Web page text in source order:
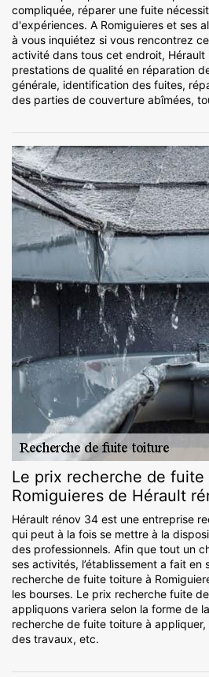
compliquée, réparer une fuite
d'expériences. A Romiguieres et ses
à vous inquiétez si vous rencontrez
activité dans tous cet endroit,
prestations de qualité en réparation
générale, identification des fuites,
des parties de couverture abîmées,
Le prix recherche de fuite
Romiguieres de Hérault
Hérault rénov 34 est une entreprise
qui peut à la fois se mettre à la
des professionnels. Afin que tout un
ses activités, l’établissement a fait
recherche de fuite toiture à
les bourses. Le prix recherche fuite
appliquons variera selon la forme de
recherche de fuite toiture à appliquer,
des travaux, etc.